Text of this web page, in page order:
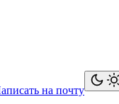
на почту